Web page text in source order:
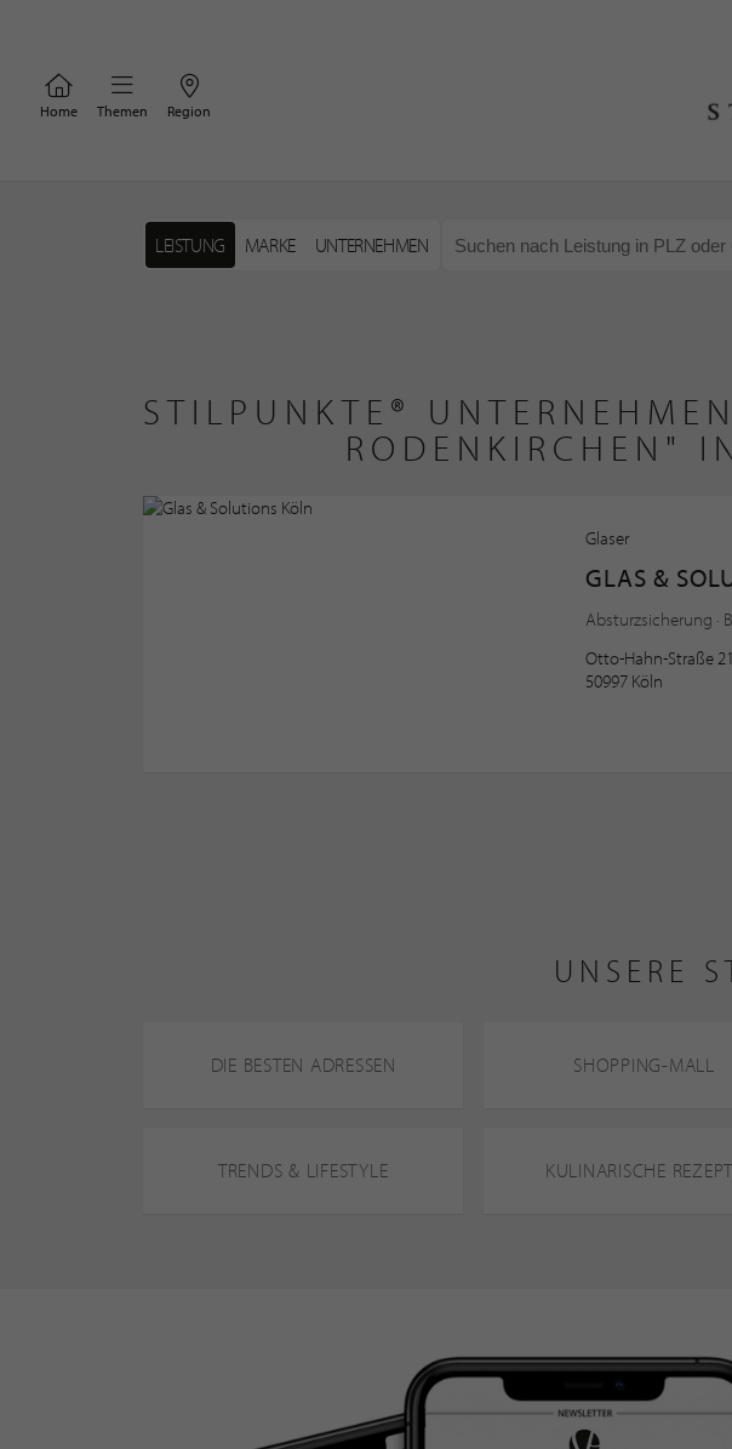
Home Themen Region
LEISTUNG MARKE UNTERNEHMEN
STILPUNKTE®
RODENKIRCHEN"
Glaser
GLAS &
Absturzsicherung ·
Otto-Hahn-Straße 21
50997 Köln
UNSERE
DIE BESTEN ADRESSEN SHOPPING-MALL
TRENDS & LIFESTYLE KULINARISCHE